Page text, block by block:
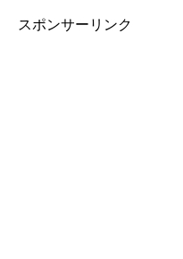
スポンサーリンク